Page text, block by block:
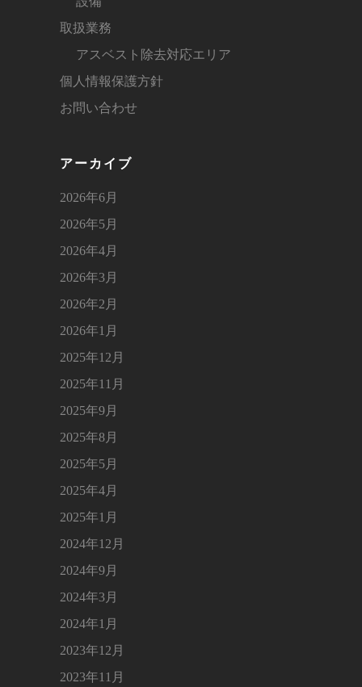
取扱業務
アスベスト除去対応エリア
個人情報保護方針
お問い合わせ
アーカイブ
2026年6月
2026年5月
2026年4月
2026年3月
2026年2月
2026年1月
2025年12月
2025年11月
2025年9月
2025年8月
2025年5月
2025年4月
2025年1月
2024年12月
2024年9月
2024年3月
2024年1月
2023年12月
2023年11月